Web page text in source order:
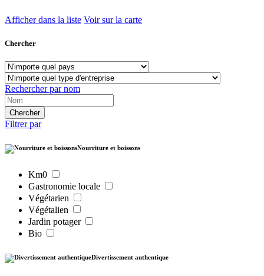
Afficher dans la liste Voir sur la carte
Chercher
Rechercher par nom
Filtrer par
Nourriture et boissons
Km0
Gastronomie locale
Végétarien
Végétalien
Jardin potager
Bio
Divertissement authentique